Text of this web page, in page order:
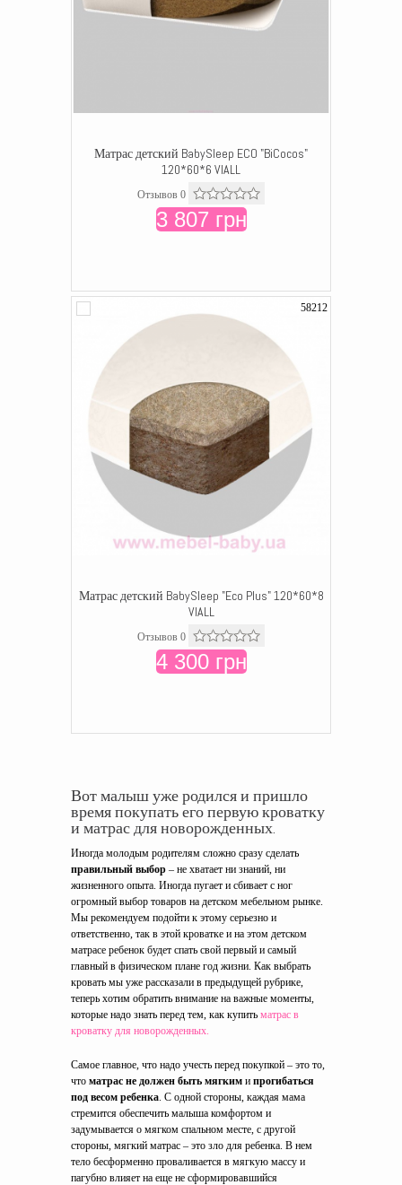
Матрас детский BabySleep ECO "BiCocos"
120*60*6 VIALL
Отзывов 0
3 807 грн
58212
Матрас детский BabySleep "Eco Plus" 120*60*8
VIALL
Отзывов 0
4 300 грн
Вот малыш уже родился и пришло
время покупать его первую кроватку
и матрас для новорожденных.
Иногда молодым родителям сложно сразу сделать
правильный выбор – не хватает ни знаний, ни
жизненного опыта. Иногда пугает и сбивает с ног
огромный выбор товаров на детском мебельном рынке.
Мы рекомендуем подойти к этому серьезно и
ответственно, так в этой кроватке и на этом детском
матрасе ребенок будет спать свой первый и самый
главный в физическом плане год жизни. Как выбрать
кровать мы уже рассказали в предыдущей рубрике,
теперь хотим обратить внимание на важные моменты,
которые надо знать перед тем, как купить матрас в
кроватку для новорожденных.
Самое главное, что надо учесть перед покупкой – это то,
что матрас не должен быть мягким и прогибаться
под весом ребенка. С одной стороны, каждая мама
стремится обеспечить малыша комфортом и
задумывается о мягком спальном месте, с другой
стороны, мягкий матрас – это зло для ребенка. В нем
тело бесформенно проваливается в мягкую массу и
пагубно влияет на еще не сформировавшийся